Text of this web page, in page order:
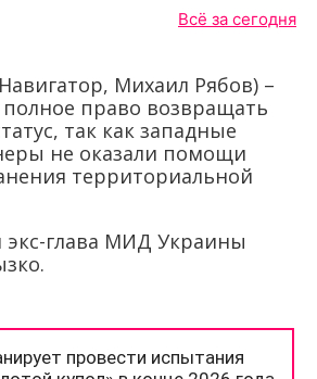
Всё за сегодня
Михаил Рябов) –
право возвращать
так как западные
не оказали помощи
территориальной
экс-глава МИД Украины